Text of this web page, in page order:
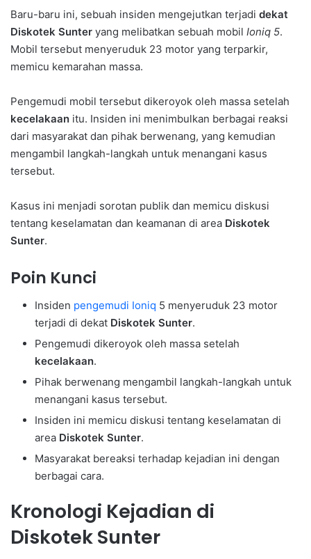
Baru-baru ini, sebuah insiden mengejutkan terjadi dekat
Diskotek Sunter yang melibatkan sebuah mobil Ioniq 5.
Mobil tersebut menyeruduk 23 motor yang terparkir,
memicu kemarahan massa.
Pengemudi mobil tersebut dikeroyok oleh massa setelah
kecelakaan itu. Insiden ini menimbulkan berbagai reaksi
dari masyarakat dan pihak berwenang, yang kemudian
mengambil langkah-langkah untuk menangani kasus
tersebut.
Kasus ini menjadi sorotan publik dan memicu diskusi
tentang keselamatan dan keamanan di area Diskotek
Sunter.
Poin Kunci
Insiden pengemudi Ioniq 5 menyeruduk 23 motor
terjadi di dekat Diskotek Sunter.
Pengemudi dikeroyok oleh massa setelah
kecelakaan.
Pihak berwenang mengambil langkah-langkah untuk
menangani kasus tersebut.
Insiden ini memicu diskusi tentang keselamatan di
area Diskotek Sunter.
Masyarakat bereaksi terhadap kejadian ini dengan
berbagai cara.
Kronologi Kejadian di
Diskotek Sunter